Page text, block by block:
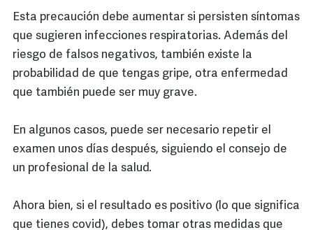
Esta precaución debe aumentar si persisten síntomas
que sugieren infecciones respiratorias. Además del
riesgo de falsos negativos, también existe la
probabilidad de que tengas gripe, otra enfermedad
que también puede ser muy grave.
En algunos casos, puede ser necesario repetir el
examen unos días después, siguiendo el consejo de
un profesional de la salud.
Ahora bien, si el resultado es positivo (lo que significa
que tienes covid), debes tomar otras medidas que